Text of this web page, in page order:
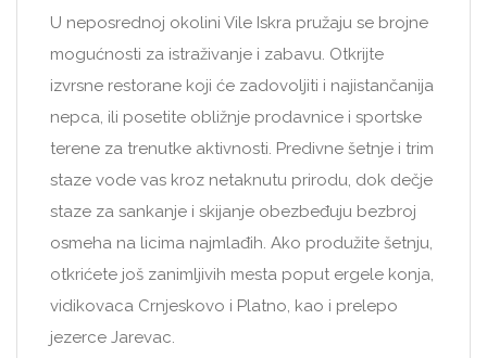
U neposrednoj okolini Vile Iskra pružaju se brojne
mogućnosti za istraživanje i zabavu. Otkrijte
izvrsne restorane koji će zadovoljiti i najistančanija
nepca, ili posetite obližnje prodavnice i sportske
terene za trenutke aktivnosti. Predivne šetnje i trim
staze vode vas kroz netaknutu prirodu, dok dečje
staze za sankanje i skijanje obezbeđuju bezbroj
osmeha na licima najmlađih. Ako produžite šetnju,
otkrićete još zanimljivih mesta poput ergele konja,
vidikovaca Crnjeskovo i Platno, kao i prelepo
jezerce Jarevac.